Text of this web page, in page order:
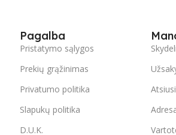
Pagalba
Pristatymo sąlygos
Prekių grąžinimas
Privatumo politika
Slapukų politika
D.U.K.